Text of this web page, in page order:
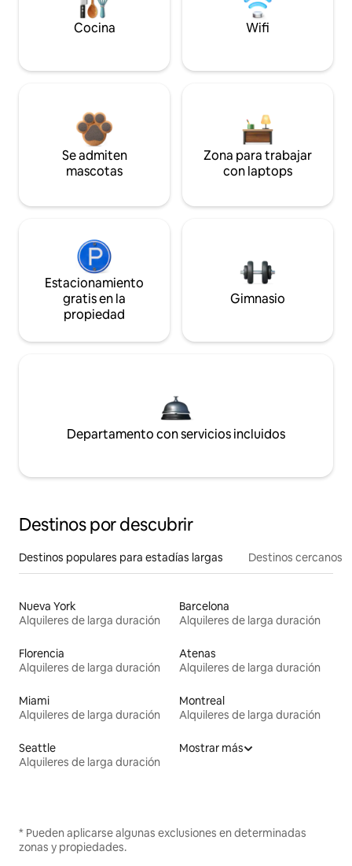
Cocina Wifi
Se admiten
mascotas
Zona para trabajar
con laptops
Estacionamiento
gratis en la
propiedad
Gimnasio
Departamento con servicios incluidos
Destinos por descubrir
Destinos populares para estadías largas Destinos cercanos
Nueva York
Alquileres de larga duración
Barcelona
Alquileres de larga duración
Florencia
Alquileres de larga duración
Atenas
Alquileres de larga duración
Miami
Alquileres de larga duración
Montreal
Alquileres de larga duración
Seattle
Alquileres de larga duración
Mostrar más
* Pueden aplicarse algunas exclusiones en determinadas
zonas y propiedades.